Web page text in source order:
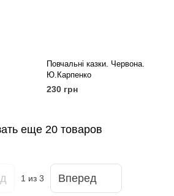
Повчальні казки. Червона.
Ю.Карпенко
230 грн
еще 20 товаров
1 из 3 Вперед